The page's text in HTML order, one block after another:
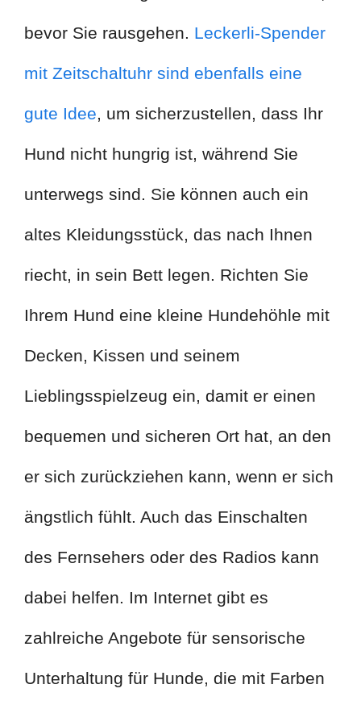
bevor Sie rausgehen. Leckerli-Spender
mit Zeitschaltuhr sind ebenfalls eine
gute Idee, um sicherzustellen, dass Ihr
Hund nicht hungrig ist, während Sie
unterwegs sind. Sie können auch ein
altes Kleidungsstück, das nach Ihnen
riecht, in sein Bett legen. Richten Sie
Ihrem Hund eine kleine Hundehöhle mit
Decken, Kissen und seinem
Lieblingsspielzeug ein, damit er einen
bequemen und sicheren Ort hat, an den
er sich zurückziehen kann, wenn er sich
ängstlich fühlt. Auch das Einschalten
des Fernsehers oder des Radios kann
dabei helfen. Im Internet gibt es
zahlreiche Angebote für sensorische
Unterhaltung für Hunde, die mit Farben